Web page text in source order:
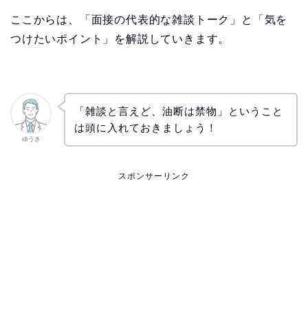
ここからは、「面接の代表的な雑談トーク」と「気を
つけたいポイント」を解説していきます。
ゆうき
「雑談と言えど、油断は禁物」ということ
は頭に入れておきましょう！
スポンサーリンク